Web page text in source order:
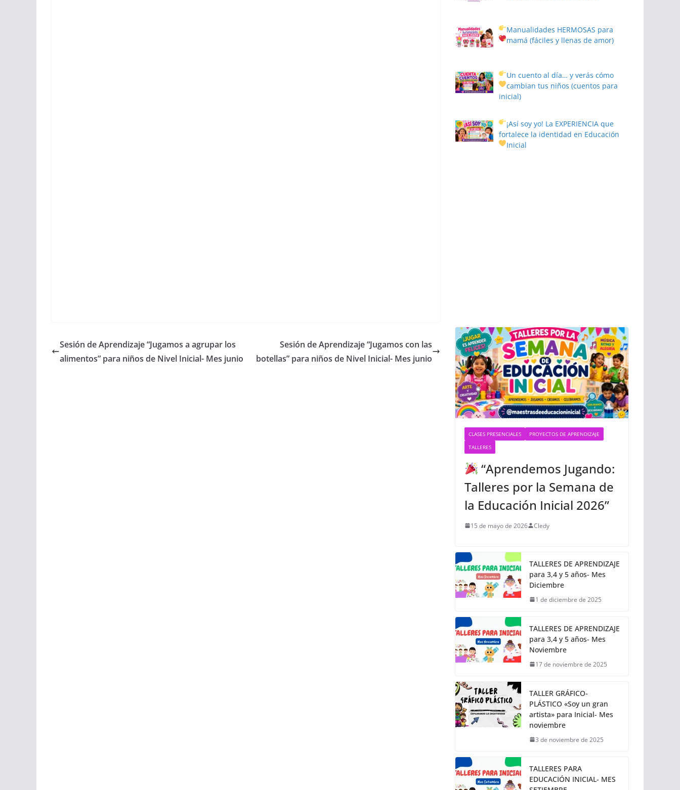
Sesión de Aprendizaje “Jugamos a agrupar los
alimentos” para niños de Nivel Inicial- Mes junio
Sesión de Aprendizaje “Jugamos con las
botellas” para niños de Nivel Inicial- Mes junio
Manualidades HERMOSAS para
mamá (fáciles y llenas de amor)
Un cuento al día… y verás cómo
cambian tus niños(cuentos para
inicial)
¡Así soy yo! La EXPERIENCIA que
fortalece la identidad en Educación
Inicial
CLASES PRESENCIALES
PROYECTOS DE APRENDIZAJE
TALLERES
“Aprendemos Jugando:
Talleres por la Semana de
la Educación Inicial 2026”
15 de mayo de 2026 Cledy
TALLERES DE APRENDIZAJE
para 3,4 y 5 años- Mes
Diciembre
1 de diciembre de 2025
TALLERES DE APRENDIZAJE
para 3,4 y 5 años- Mes
Noviembre
17 de noviembre de 2025
TALLER GRÁFICO-
PLÁSTICO «Soy un gran
artista» para Inicial- Mes
noviembre
3 de noviembre de 2025
TALLERES PARA
EDUCACIÓN INICIAL- MES